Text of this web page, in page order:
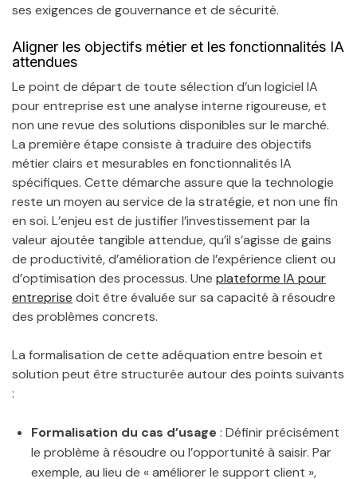
ses exigences de gouvernance et de sécurité.
Aligner les objectifs métier et les fonctionnalités IA
attendues
Le point de départ de toute sélection d’un logiciel IA
pour entreprise est une analyse interne rigoureuse, et
non une revue des solutions disponibles sur le marché.
La première étape consiste à traduire des objectifs
métier clairs et mesurables en fonctionnalités IA
spécifiques. Cette démarche assure que la technologie
reste un moyen au service de la stratégie, et non une fin
en soi. L’enjeu est de justifier l’investissement par la
valeur ajoutée tangible attendue, qu’il s’agisse de gains
de productivité, d’amélioration de l’expérience client ou
d’optimisation des processus. Une plateforme IA pour
entreprise doit être évaluée sur sa capacité à résoudre
des problèmes concrets.
La formalisation de cette adéquation entre besoin et
solution peut être structurée autour des points suivants
:
Formalisation du cas d’usage : Définir précisément
le problème à résoudre ou l’opportunité à saisir. Par
exemple, au lieu de « améliorer le support client »,